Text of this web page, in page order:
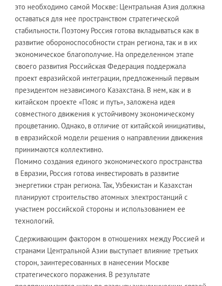
это необходимо самой Москве: Центральная Азия должна
оставаться для нее пространством стратегической
стабильности. Поэтому Россия готова вкладываться как в
развитие обороноспособности стран региона, так и в их
экономическое благополучие. На определенном этапе
своего развития Российская Федерация поддержала
проект евразийской интеграции, предложенный первым
президентом независимого Казахстана. В нем, как и в
китайском проекте «Пояс и путь», заложена идея
совместного движения к устойчивому экономическому
процветанию. Однако, в отличие от китайской инициативы,
в евразийской модели решения о направлении движения
принимаются коллективно.
Помимо создания единого экономического пространства
в Евразии, Россия готова инвестировать в развитие
энергетики стран региона. Так, Узбекистан и Казахстан
планируют строительство атомных электростанций с
участием российской стороны и использованием ее
технологий.
Сдерживающим фактором в отношениях между Россией и
странами Центральной Азии выступает влияние третьих
сторон, заинтересованных в нанесении Москве
стратегического поражения. В результате